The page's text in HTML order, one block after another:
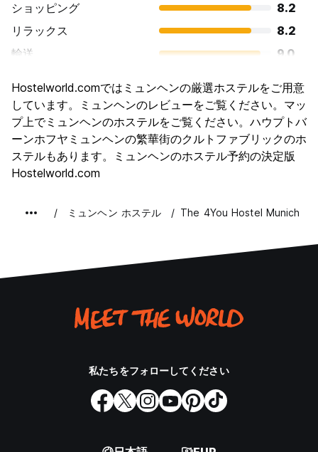
ショッピング
8.2
リラックス
8.2
輸送
9.0
文化
9.0
ナイトライフ
8.2
コストパフォーマンス
7.2
Hostelworld.comではミュンヘンの厳選ホステルをご用意
しています。ミュンヘンのレビューをご覧ください。マッ
プ上でミュンヘンのホステルをご覧ください。ハウプトバ
ーンホフヤミュンヘンの繁華街のクルトファブリックのホ
ステルもあります。ミュンヘンのホステル予約の決定版
Hostelworld.com
ミュンヘン ホステル The 4You Hostel Munich
私たちをフォローしてください